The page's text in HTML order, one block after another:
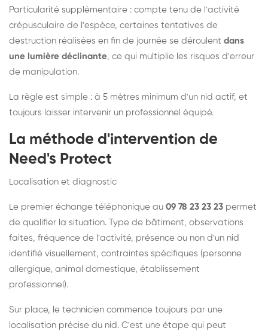
Particularité supplémentaire : compte tenu de l'activité
crépusculaire de l'espèce, certaines tentatives de
destruction réalisées en fin de journée se déroulent dans
une lumière déclinante, ce qui multiplie les risques d'erreur
de manipulation.
La règle est simple : à 5 mètres minimum d'un nid actif, et
toujours laisser intervenir un professionnel équipé.
La méthode d'intervention de
Need's Protect
Localisation et diagnostic
Le premier échange téléphonique au 09 78 23 23 23 permet
de qualifier la situation. Type de bâtiment, observations
faites, fréquence de l'activité, présence ou non d'un nid
identifié visuellement, contraintes spécifiques (personne
allergique, animal domestique, établissement
professionnel).
Sur place, le technicien commence toujours par une
localisation précise du nid. C'est une étape qui peut